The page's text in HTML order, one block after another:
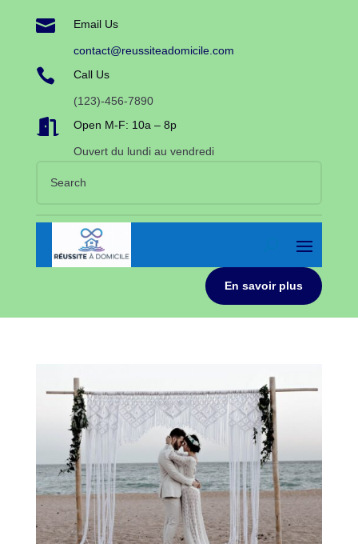
 Email Us
contact@reussiteadomicile.com
 Call Us
(123)-456-7890
 Open M-F: 10a – 8p
Ouvert du lundi au vendredi
En savoir plus